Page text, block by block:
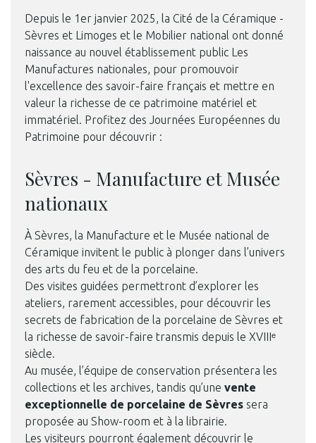
Depuis le 1er janvier 2025, la Cité de la Céramique -
Sèvres et Limoges et le Mobilier national ont donné
naissance au nouvel établissement public Les
Manufactures nationales, pour promouvoir
l'excellence des savoir-faire français et mettre en
valeur la richesse de ce patrimoine matériel et
immatériel. Profitez des Journées Européennes du
Patrimoine pour découvrir :
Sèvres - Manufacture et Musée
nationaux
À Sèvres, la Manufacture et le Musée national de
Céramique invitent le public à plonger dans l’univers
des arts du feu et de la porcelaine.
Des visites guidées permettront d’explorer les
ateliers, rarement accessibles, pour découvrir les
secrets de fabrication de la porcelaine de Sèvres et
la richesse de savoir-faire transmis depuis le XVIIIᵉ
siècle.
Au musée, l’équipe de conservation présentera les
collections et les archives, tandis qu’une vente
exceptionnelle de porcelaine de Sèvres sera
proposée au Show-room et à la librairie.
Les visiteurs pourront également découvrir le